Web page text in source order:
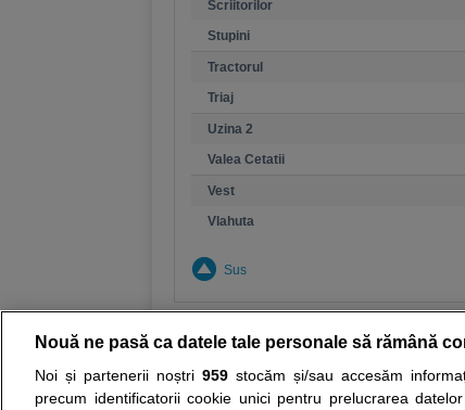
Scriitorilor
Stupini
Tractorul
Triaj
Uzina 2
Valea Cetatii
Vest
Vlahuta
Sus
Resurse: Autoevaluare simptome
Nouă ne pasă ca datele tale personale să rămână
Noi și partenerii noștri 959stocăm și/sau accesăm
precum identificatorii cookie unici pentru prelucrarea